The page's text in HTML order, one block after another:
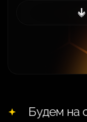
Будем на